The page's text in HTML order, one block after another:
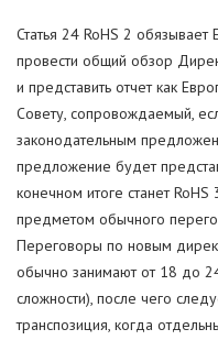
Статья 24 RoHS 2
провести общий обзор
и представить отчет как
Совету, сопровождаемый,
законодательным
предложение будет
конечном итоге станет
предметом обычного
Переговоры по новым
обычно занимают от 18 до
сложности), после чего
транспозиция, когда